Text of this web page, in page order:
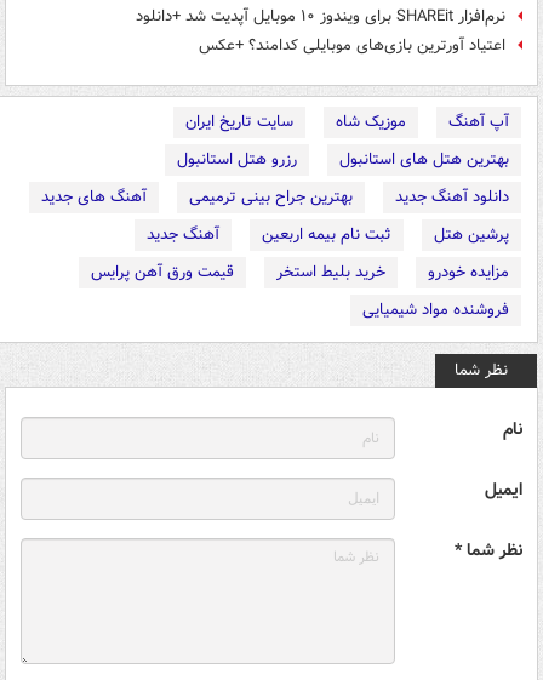
نرم‌افزار SHAREit برای ویندوز ۱۰ موبایل آپدیت شد +دانلود
اعتیاد آورترین بازی‌های موبایلی کدامند؟ +عکس
آپ آهنگ موزیک شاه
سایت تاریخ ایران
بهترین هتل های استانبول
رزرو هتل استانبول
دانلود آهنگ جدید
بهترین جراح بینی ترمیمی
آهنگ های جدید
پرشین هتل
ثبت نام بیمه اربعین
آهنگ جدید
مزایده خودرو
خرید بلیط استخر
قیمت ورق آهن پرایس
فروشنده مواد شیمیایی
نظر شما
نام
ایمیل
نظر شما *